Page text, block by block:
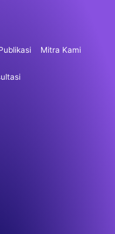
Mitra Kami